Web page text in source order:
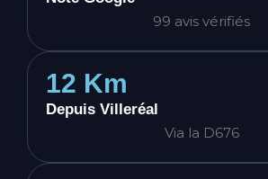
99 avis vérifiés
12 Km
Depuis Villeréal
Via la D676